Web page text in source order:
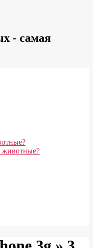
- самая
животные?